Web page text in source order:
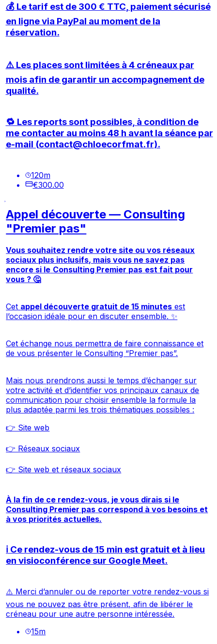
💰 Le tarif est de 300 € TTC, paiement sécurisé
en ligne via PayPal au moment de la
réservation.
⚠️ Les places sont limitées à 4 créneaux par
moisafin de garantir un accompagnement de
qualité.
🔁 Les reports sont possibles, à condition de
me contacter au moins 48 h avantla séance par
e-mail (contact@chloecorfmat.fr).
120m
€300.00
Appel découverte — Consulting
"Premier pas"
Vous souhaitez rendre votre site ou vos réseaux
sociaux plus inclusifs, mais vous ne savez pas
encore si le Consulting Premier pas est fait pour
vous ? 🤔
Cet appel découverte gratuit de 15 minutes est
l’occasion idéale pour en discuter ensemble. ✨
Cet échange nous permettra de faire connaissance et
de vous présenter leConsulting “Premier pas”.
Mais nous prendrons aussi le temps d’échanger sur
votre activité et d’identifier vos principaux canaux de
communication pour choisir ensemble la formule la
plus adaptée parmi les trois thématiques possibles :
👉 Site web
👉 Réseaux sociaux
👉 Site web et réseaux sociaux
À la fin de ce rendez-vous, je vous dirais si le
Consulting Premier pas correspond à vos besoins et
à vos priorités actuelles.
ℹ️ Ce rendez-vous de 15 min est gratuit et à lieu
en visioconférence sur Google Meet.
⚠️ Merci d’annuler ou de reporter votre rendez-vous si
vous ne pouvez pas être présent, afin de libérer le
créneau pour une autre personne intéressée.
15m